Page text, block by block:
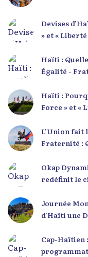
Devises
» et «
Haïti :
Égalité -
Haïti :
Force » et «
L’Union fait
Fraternité :
Okap
redéfinit le
Journée
d’Haïti une
Cap-Haïtien